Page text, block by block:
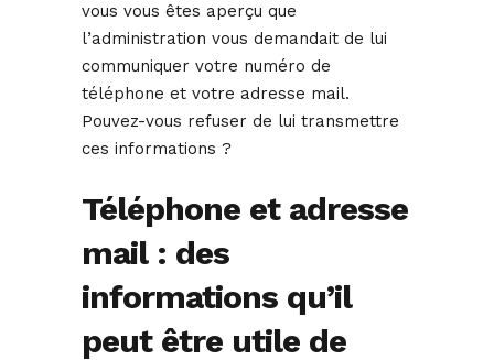
vous vous êtes aperçu que
l’administration vous demandait de lui
communiquer votre numéro de
téléphone et votre adresse mail.
Pouvez-vous refuser de lui transmettre
ces informations ?
Téléphone et adresse
mail : des
informations qu’il
peut être utile de